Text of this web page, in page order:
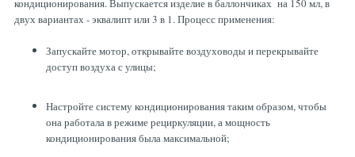
кондиционирования. Выпускается изделие в баллончиках на 150 мл, в
двух вариантах - эквалипт или 3 в 1. Процесс применения:
Запускайте мотор, открывайте воздуховоды и перекрывайте
доступ воздуха с улицы;
Настройте систему кондиционирования таким образом, чтобы
она работала в режиме рециркуляции, а мощность
кондиционирования была максимальной;